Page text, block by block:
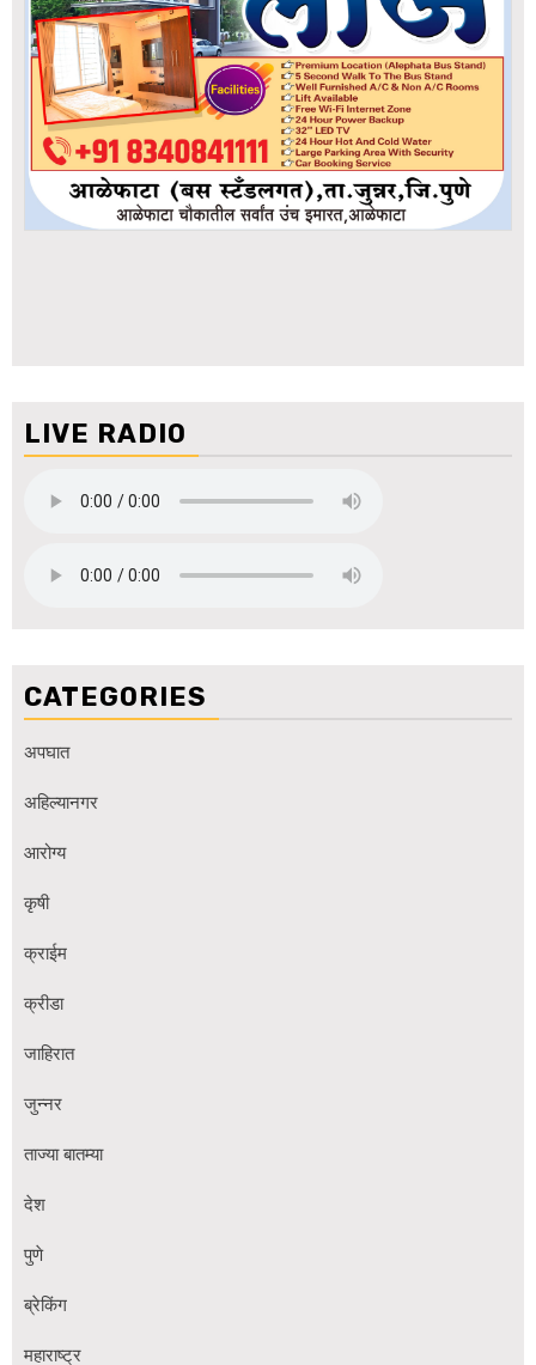
LIVE RADIO
CATEGORIES
अपघात
अहिल्यानगर
आरोग्य
कृषी
क्राईम
क्रीडा
जाहिरात
जुन्नर
ताज्या बातम्या
देश
पुणे
ब्रेकिंग
महाराष्ट्र